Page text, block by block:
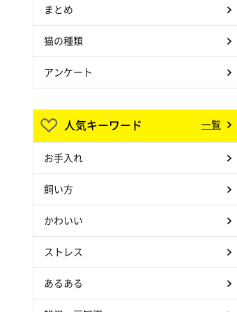
まとめ
猫の種類
アンケート
人気キーワード 一覧
お手入れ
飼い方
かわいい
ストレス
あるある